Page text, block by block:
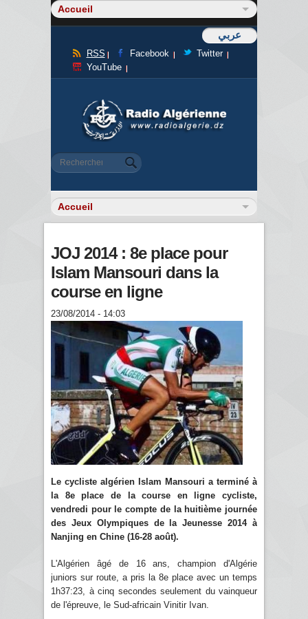
عربي
RSS Facebook
Twitter
YouTube
Formulaire de recherche
Rechercher
JOJ 2014 : 8e place pour
Islam Mansouri dans la
course en ligne
23/08/2014 - 14:03
Le cycliste algérien Islam Mansouri a terminé à
la 8e place de la course en ligne cycliste,
vendredi pour le compte de la huitième journée
des Jeux Olympiques de la Jeunesse 2014 à
Nanjing en Chine (16-28 août).
L'Algérien âgé de 16 ans, champion d'Algérie
juniors sur route, a pris la 8e place avec un temps
1h37:23, à cinq secondes seulement du vainqueur
de l'épreuve, le Sud-africain Vinitir Ivan.